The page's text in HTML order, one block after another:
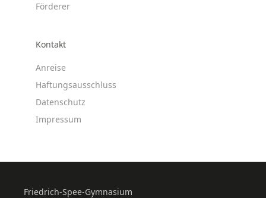
Förderer
Kontakt
Anreise
Haftungsausschluss
Datenschutz
Impressum
Friedrich-Spee-Gymnasium